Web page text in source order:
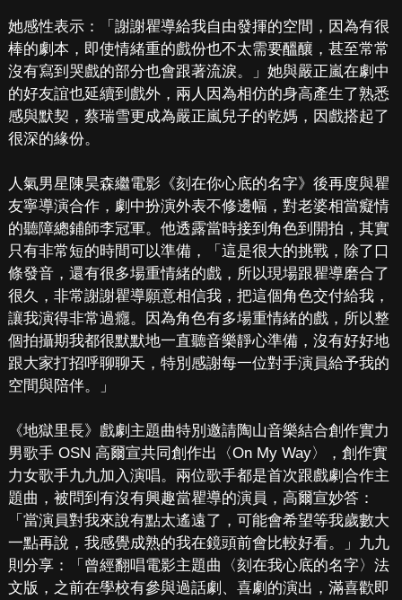
她感性表示：「謝謝瞿導給我自由發揮的空間，因為有很
棒的劇本，即使情緒重的戲份也不太需要醞釀，甚至常常
沒有寫到哭戲的部分也會跟著流淚。」她與嚴正嵐在劇中
的好友誼也延續到戲外，兩人因為相仿的身高產生了熟悉
感與默契，蔡瑞雪更成為嚴正嵐兒子的乾媽，因戲搭起了
很深的緣份。
人氣男星陳昊森繼電影《刻在你心底的名字》後再度與瞿
友寧導演合作，劇中扮演外表不修邊幅，對老婆相當癡情
的聽障總鋪師李冠軍。他透露當時接到角色到開拍，其實
只有非常短的時間可以準備，「這是很大的挑戰，除了口
條發音，還有很多場重情緒的戲，所以現場跟瞿導磨合了
很久，非常謝謝瞿導願意相信我，把這個角色交付給我，
讓我演得非常過癮。因為角色有多場重情緒的戲，所以整
個拍攝期我都很默默地一直聽音樂靜心準備，沒有好好地
跟大家打招呼聊聊天，特別感謝每一位對手演員給予我的
空間與陪伴。」
《地獄里長》戲劇主題曲特別邀請陶山音樂結合創作實力
男歌手 OSN 高爾宣共同創作出〈On My Way〉，創作實
力女歌手九九加入演唱。兩位歌手都是首次跟戲劇合作主
題曲，被問到有沒有興趣當瞿導的演員，高爾宣妙答：
「當演員對我來說有點太遙遠了，可能會希望等我歲數大
一點再說，我感覺成熟的我在鏡頭前會比較好看。」九九
則分享：「曾經翻唱電影主題曲〈刻在我心底的名字〉法
文版，之前在學校有參與過話劇、喜劇的演出，滿喜歡即